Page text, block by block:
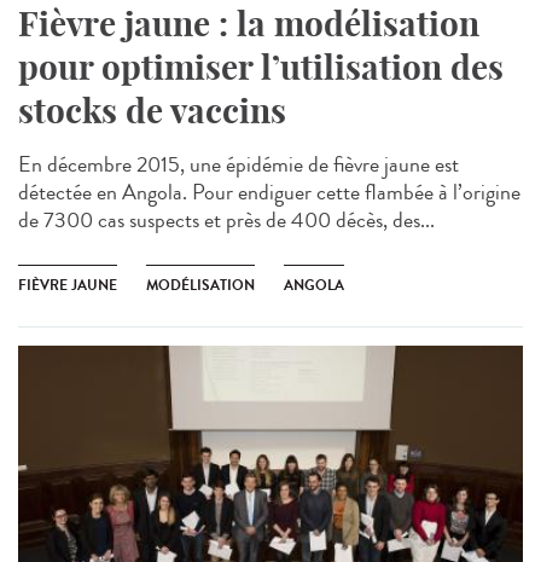
Fièvre jaune : la modélisation
pour optimiser l’utilisation des
stocks de vaccins
En décembre 2015, une épidémie de fièvre jaune est
détectée en Angola. Pour endiguer cette flambée à l’origine
de 7300 cas suspects et près de 400 décès, des...
FIÈVRE JAUNE MODÉLISATION ANGOLA